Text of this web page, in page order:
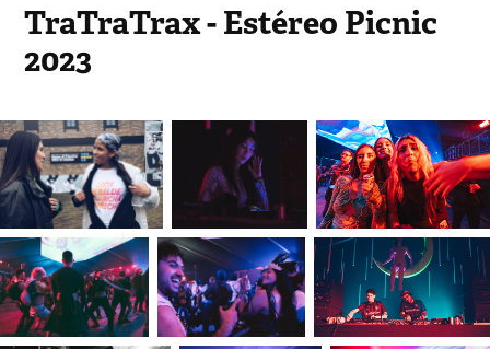
TraTraTrax - Estéreo Picnic
2023